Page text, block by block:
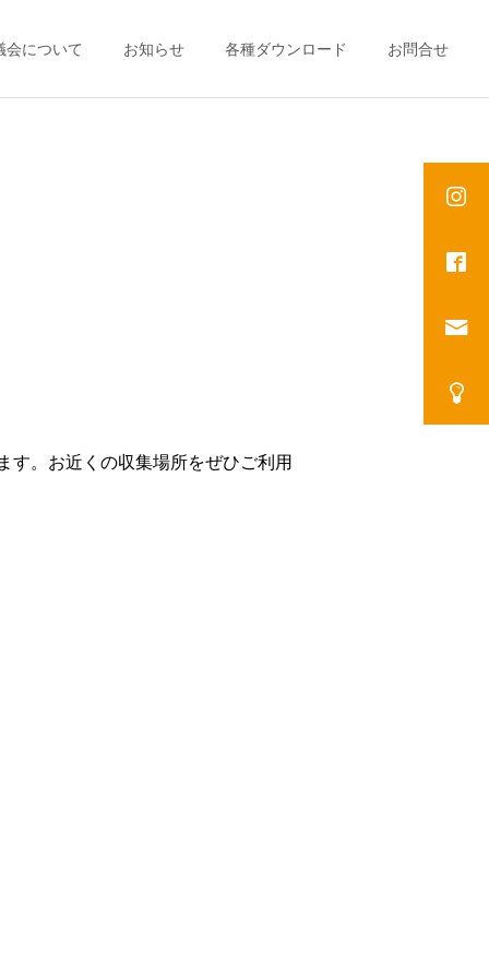
会について お知らせ 各種ダウンロード お問合せ
。お近くの収集場所をぜひご利用